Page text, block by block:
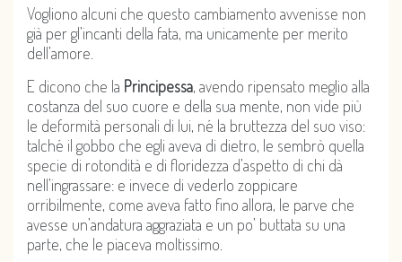
Vogliono alcuni che questo cambiamento avvenisse non
già per gl’incanti della fata, ma unicamente per merito
dell’amore.
E dicono che la Principessa, avendo ripensato meglio alla
costanza del suo cuore e della sua mente, non vide più
le deformità personali di lui, né la bruttezza del suo viso:
talché il gobbo che egli aveva di dietro, le sembrò quella
specie di rotondità e di floridezza d’aspetto di chi dà
nell’ingrassare: e invece di vederlo zoppicare
orribilmente, come aveva fatto fino allora, le parve che
avesse un’andatura aggraziata e un po’ buttata su una
parte, che le piaceva moltissimo.